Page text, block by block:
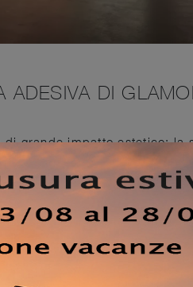
ADESIVA DI
grande impatto estetico: la
e facile da
grande varietà di opzioni
adesiva trovano posto in
e funzionalità. La Carta da
se è particolarmente
d'arredo studiato per
già arredati.